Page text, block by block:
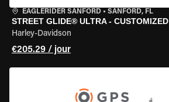
EAGLERIDER SANFORD • SANFORD, FL
STREET GLIDE® ULTRA - CUSTOMIZED
Harley-Davidson
€205.29 / jour